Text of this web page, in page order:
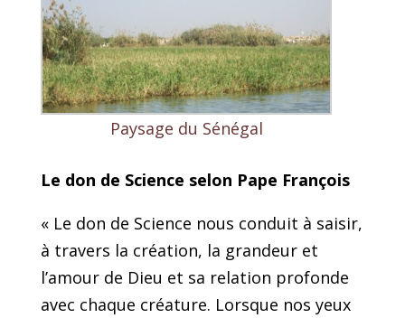
Paysage du Sénégal
Le don de Science selon Pape François
« Le don de Science nous conduit à saisir,
à travers la création, la grandeur et
l’amour de Dieu et sa relation profonde
avec chaque créature. Lorsque nos yeux